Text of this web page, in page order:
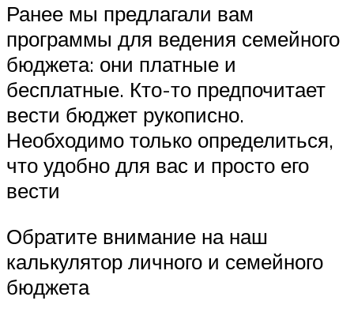
Ранее мы предлагали вам
программы для ведения семейного
бюджета: они платные и
бесплатные. Кто-то предпочитает
вести бюджет рукописно.
Необходимо только определиться,
что удобно для вас и просто его
вести
Обратите внимание на наш
калькулятор личного и семейного
бюджета